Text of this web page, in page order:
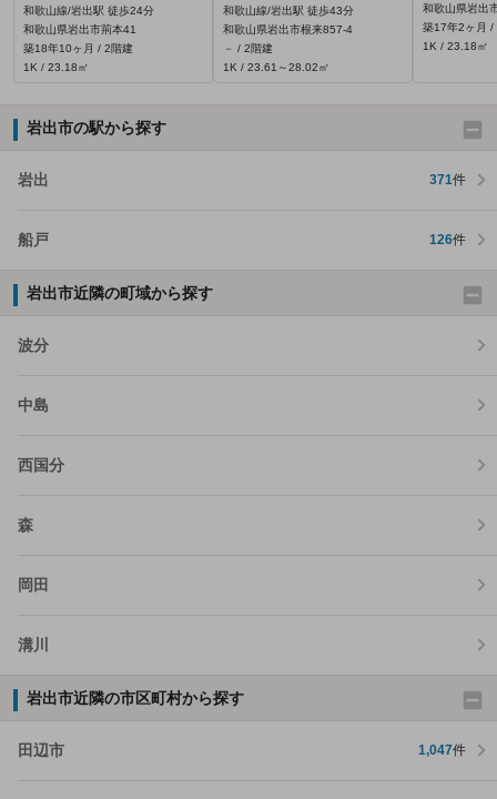
和歌山線/岩出駅 徒歩24分
和歌山県岩出市荊本41
築18年10ヶ月 / 2階建
1K / 23.18㎡
和歌山線/岩出駅 徒歩43分
和歌山県岩出市根来857‐4
－ / 2階建
1K / 23.61～28.02㎡
和歌山県岩出
築17年2ヶ月 /
1K / 23.18㎡
岩出市の駅から探す
岩出 371件
船戸 126件
岩出市近隣の町域から探す
波分
中島
西国分
森
岡田
溝川
岩出市近隣の市区町村から探す
田辺市 1,047件